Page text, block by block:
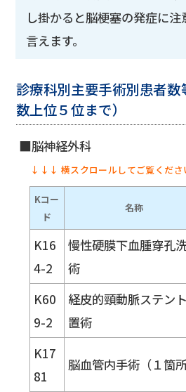
し掛かると脳梗塞の発症に
言えます。
診療科別主要手術別患者
数上位５位まで）
脳神経外科
↓↓↓ 横スクロールしてご覧くださ
Kコー
ド
名称
K16
4-2
慢性硬膜下血腫穿孔
術
K60
9-2
経皮的頸動脈ステン
置術
K17
81
脳血管内手術（１箇所